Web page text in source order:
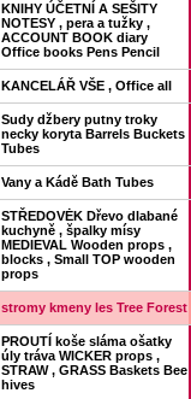
KNIHY ÚČETNÍ A SEŠITY
NOTESY , pera a tužky ,
ACCOUNT BOOK diary
Office books Pens Pencil
KANCELÁŘ VŠE , Office all
Sudy džbery putny troky
necky koryta Barrels Buckets
Tubes
Vany a Kádě Bath Tubes
STŘEDOVĖK Dřevo dlabané
kuchyně , špalky mísy
MEDIEVAL Wooden props ,
blocks , Small TOP wooden
props
stromy kmeny les Tree Forest
PROUTÍ koše sláma ošatky
úly tráva WICKER props ,
STRAW , GRASS Baskets Bee
hives